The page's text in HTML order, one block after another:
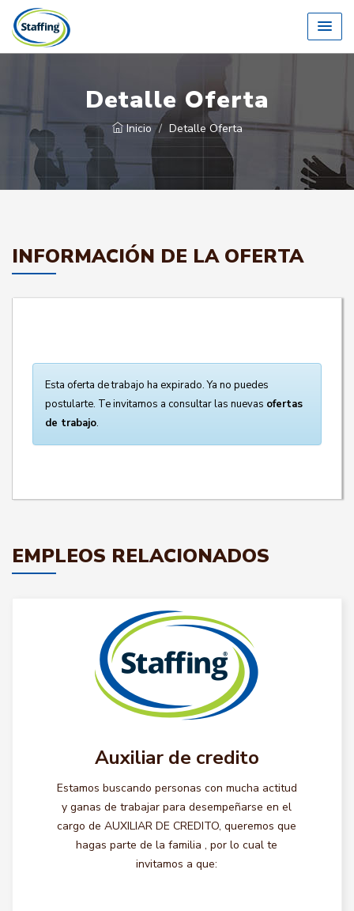
Detalle Oferta
Inicio Detalle Oferta
INFORMACIÓN DE LA OFERTA
Esta oferta de trabajo ha expirado. Ya no puedes
postularte. Te invitamos a consultar las nuevas ofertas
de trabajo.
EMPLEOS RELACIONADOS
Auxiliar de credito
Estamos buscando personas con mucha actitud
y ganas de trabajar para desempeñarse en el
cargo de AUXILIAR DE CREDITO, queremos que
hagas parte de la familia , por lo cual te
invitamos a que: